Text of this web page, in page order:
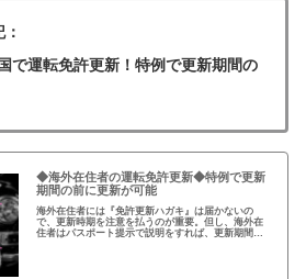
で運転免許更新！特例で更新期間の
◆海外在住者の運転免許更新◆特例で更新
期間の前に更新が可能
海外在住者には『免許更新ハガキ』は届かないの
で、更新時期を注意を払うのが重要。但し、海外在
住者はパスポート提示で説明をすれば、更新期間前